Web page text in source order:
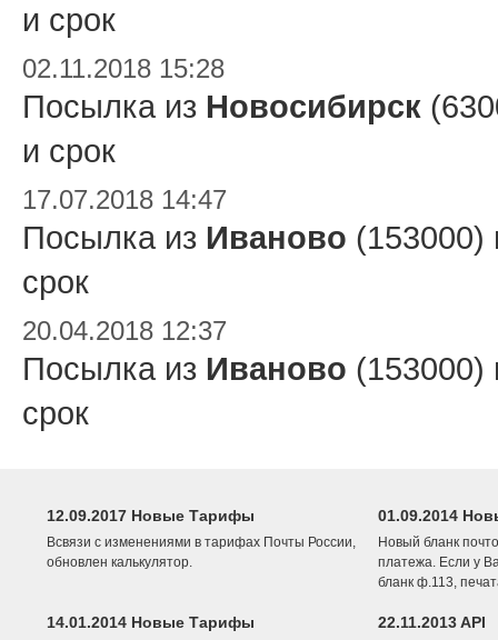
и срок
02.11.2018 15:28
Посылка из Новосибирск
и срок
17.07.2018 14:47
Посылка из Иваново
срок
20.04.2018 12:37
Посылка из Иваново
срок
12.09.2017 Новые Тарифы
Всвязи с изменениями в тарифах Почты России,
обновлен калькулятор.
01.09.2014
Новый бланк
платежа. Если у
бланк ф.113,
14.01.2014 Новые Тарифы 22.11.2013 API